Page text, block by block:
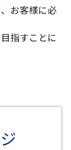
お客様に必
指すことに